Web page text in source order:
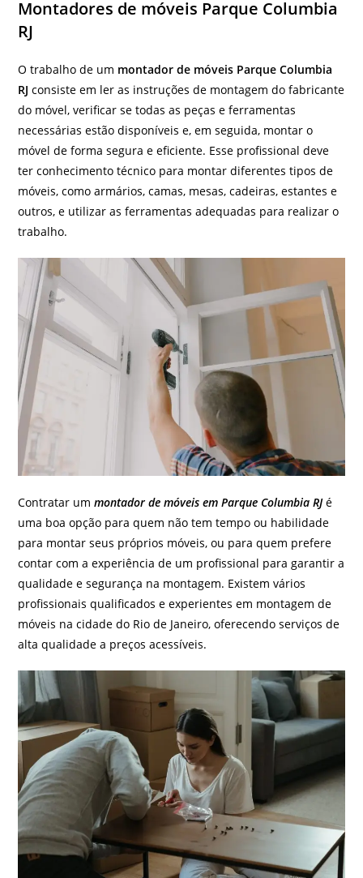
Montadores de móveis Parque Columbia
RJ
O trabalho de um montador de móveis Parque Columbia
RJ consiste em ler as instruções de montagem do fabricante
do móvel, verificar se todas as peças e ferramentas
necessárias estão disponíveis e, em seguida, montar o
móvel de forma segura e eficiente. Esse profissional deve
ter conhecimento técnico para montar diferentes tipos de
móveis, como armários, camas, mesas, cadeiras, estantes e
outros, e utilizar as ferramentas adequadas para realizar o
trabalho.
Contratar ummontador de móveis em Parque Columbia RJé
uma boa opção para quem não tem tempo ou habilidade
para montar seus próprios móveis, ou para quem prefere
contar com a experiência de um profissional para garantir a
qualidade e segurança na montagem. Existem vários
profissionais qualificados e experientes em montagem de
móveis na cidade do Rio de Janeiro, oferecendo serviços de
alta qualidade a preços acessíveis.